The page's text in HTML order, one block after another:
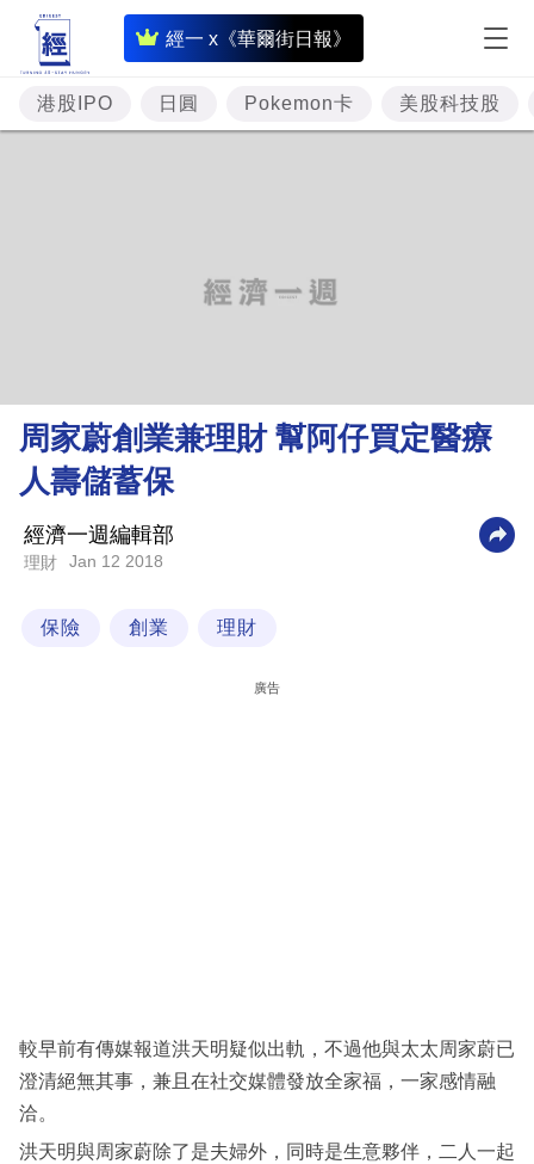
經一 x《華爾街日報》
即
時
財
經
理
財
商
業
科
區
港股IPO 日圓 Pokemon卡 美股科技股
周家蔚創業兼理財 幫阿仔買定醫療
人壽儲蓄保
經濟一週編輯部
理財 Jan 12 2018
保險 創業 理財
廣告
較早前有傳媒報道洪天明疑似出軌，不過他與太太周家蔚已
澄清絕無其事，兼且在社交媒體發放全家福，一家感情融
洽。
洪天明與周家蔚除了是夫婦外，同時是生意夥伴，二人一起